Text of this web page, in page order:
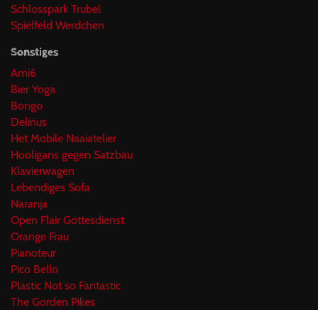
Schlosspark Trubel
Spielfeld Werdchen
Sonstiges
Ami6
Bier Yoga
Bongo
Delinus
Het Mobile Naaiatelier
Hooligans gegen Satzbau
Klavierwagen
Lebendiges Sofa
Naranja
Open Flair Gottesdienst
Orange Frau
Pianoteur
Pico Bello
Plastic Not so Fantastic
The Gorden Pikes